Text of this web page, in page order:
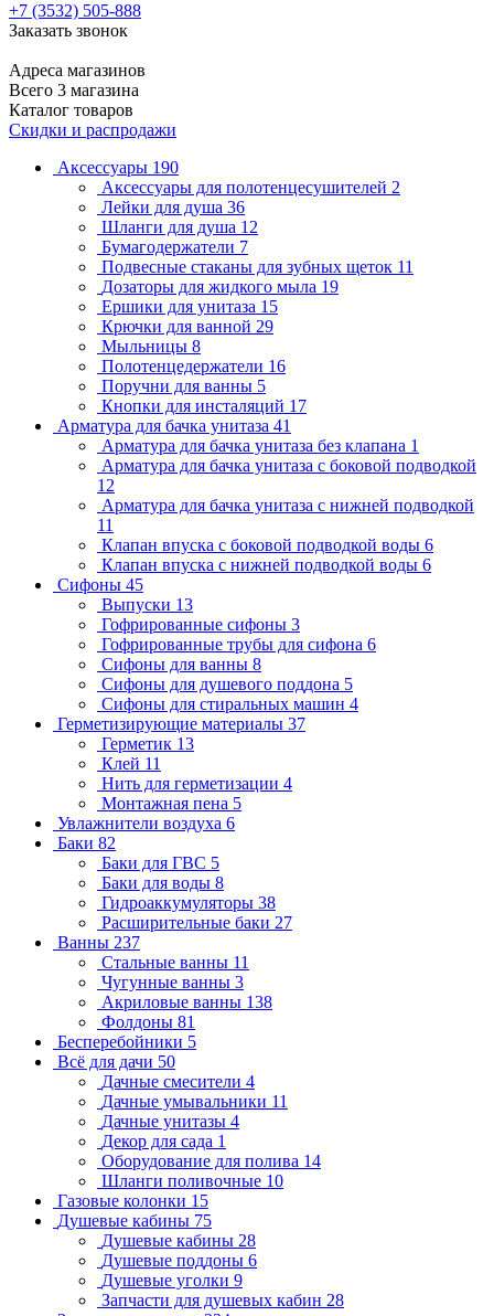
+7 (3532) 505-888
Заказать звонок
Адреса магазинов
Всего 3 магазина
Каталог товаров
Скидки и распродажи
Аксессуары 190
Аксессуары для полотенцесушителей 2
Лейки для душа 36
Шланги для душа 12
Бумагодержатели 7
Подвесные стаканы для зубных щеток 11
Дозаторы для жидкого мыла 19
Ершики для унитаза 15
Крючки для ванной 29
Мыльницы 8
Полотенцедержатели 16
Поручни для ванны 5
Кнопки для инсталяций 17
Арматура для бачка унитаза 41
Арматура для бачка унитаза без клапана 1
Арматура для бачка унитаза с боковой подводкой
12
Арматура для бачка унитаза с нижней подводкой
11
Клапан впуска с боковой подводкой воды 6
Клапан впуска с нижней подводкой воды 6
Сифоны 45
Выпуски 13
Гофрированные сифоны 3
Гофрированные трубы для сифона 6
Сифоны для ванны 8
Сифоны для душевого поддона 5
Сифоны для стиральных машин 4
Герметизирующие материалы 37
Герметик 13
Клей 11
Нить для герметизации 4
Монтажная пена 5
Увлажнители воздуха 6
Баки 82
Баки для ГВС 5
Баки для воды 8
Гидроаккумуляторы 38
Расширительные баки 27
Ванны 237
Стальные ванны 11
Чугунные ванны 3
Акриловые ванны 138
Фолдоны 81
Бесперебойники 5
Всё для дачи 50
Дачные смесители 4
Дачные умывальники 11
Дачные унитазы 4
Декор для сада 1
Оборудование для полива 14
Шланги поливочные 10
Газовые колонки 15
Душевые кабины 75
Душевые кабины 28
Душевые поддоны 6
Душевые уголки 9
Запчасти для душевых кабин 28